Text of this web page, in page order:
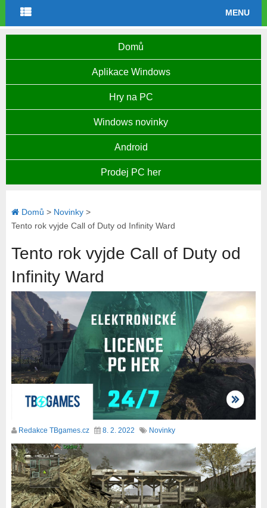
MENU
Domů
Aplikace Windows
Hry na PC
Windows novinky
Android
Prodej PC her
Domů > Novinky>
Tento rok vyjde Call of Duty od Infinity Ward
Tento rok vyjde Call of Duty od
Infinity Ward
Redakce TBgames.cz 8. 2. 2022 Novinky